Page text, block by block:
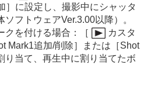
］ に設定し、撮影中にシャッタ
フトウェアVer.3.00以降）。
を付ける場合：
［
カスタ
Mark1追加/削除］ または ［Shot
り当て、再生中に割り当てたボ